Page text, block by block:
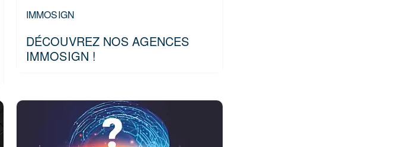
IMMOSIGN
DÉCOUVREZ NOS AGENCES
IMMOSIGN !